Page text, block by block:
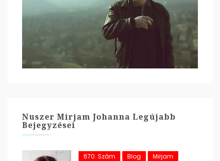
Nuszer Mirjam Johanna Legújabb
Bejegyzései
670. Szám Blog Mirjam